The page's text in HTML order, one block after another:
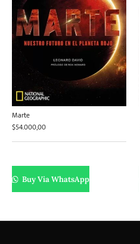
Marte
$54.000,00
Buy Via WhatsApp